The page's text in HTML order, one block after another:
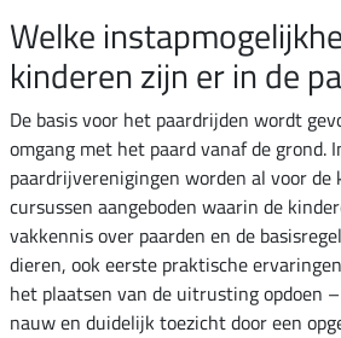
Welke
kinderen zijn er in de
De basis voor het paardrijden wordt
omgang met het paard vanaf de grond.
paardrijverenigingen worden al voor
cursussen aangeboden waarin de
vakkennis over paarden en de
dieren, ook eerste praktische
het plaatsen van de uitrusting opdoen
nauw en duidelijk toezicht door een